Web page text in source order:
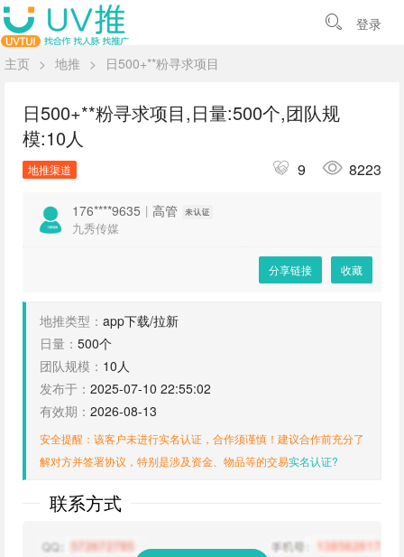
登录
主页 > 地推 > 日500+**粉寻求项目
日500+**粉寻求项目,日量:500个,团队规
模:10人
地推渠道 9 8223
176****9635 | 高管
九秀传媒
分享链接 收藏
地推类型： app下载/拉新
日量： 500个
团队规模： 10人
发布于： 2025-07-10 22:55:02
有效期： 2026-08-13
安全提醒：该客户未进行实名认证，合作须谨慎！建议合作前充分了
解对方并签署协议，特别是涉及资金、物品等的交易实名认证?
联系方式